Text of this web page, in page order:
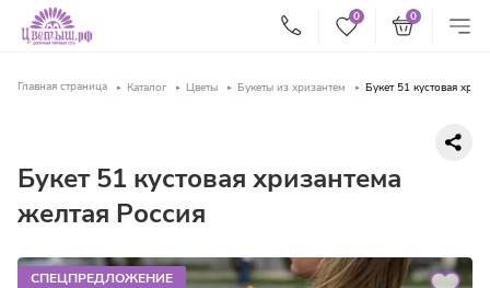
0 0
Главная страница Каталог Цветы Букеты из хризантем Букет 51 кустовая
Букет 51 кустовая хризантема
желтая Россия
СПЕЦПРЕДЛОЖЕНИЕ